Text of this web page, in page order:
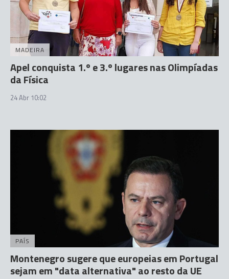
MADEIRA
Apel conquista 1.º e 3.º lugares nas Olimpíadas
da Física
24 Abr 10:02
PAÍS
Montenegro sugere que europeias em Portugal
sejam em "data alternativa" ao resto da UE